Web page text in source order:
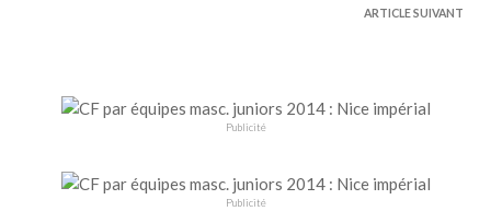
ARTICLE SUIVANT
Publicité
Publicité